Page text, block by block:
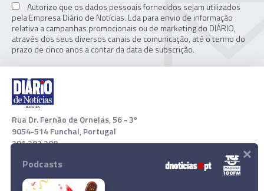
Autorizo que os dados pessoais fornecidos sejam utilizados
pela Empresa Diário de Notícias. Lda para envio de informação
relativa a campanhas promocionais ou de marketing do DIÁRIO,
através dos seus diversos canais de comunicação, até o termo do
prazo de cinco anos a contar da data de subscrição.
Rua Dr. Fernão de Ornelas, 56 - 3º
9054-514 Funchal, Portugal
291 202 300
Download App
Podcasts ×